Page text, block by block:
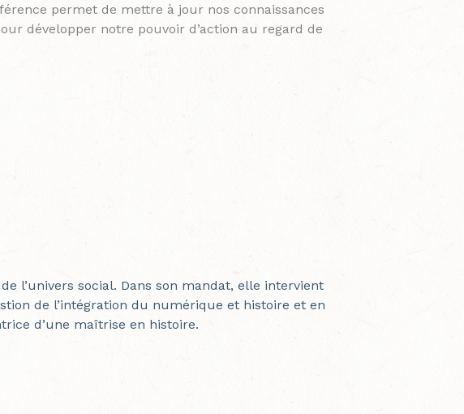
permet de mettre à jour nos connaissances
développer notre pouvoir d’action au regard de
l’univers social. Dans son mandat, elle intervient
de l’intégration du numérique et histoire et en
d’une maîtrise en histoire.